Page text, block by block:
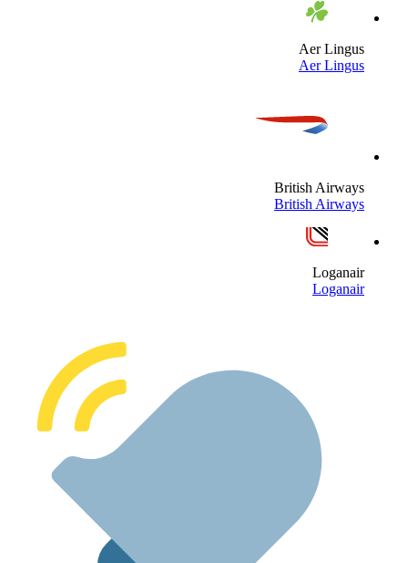
Aer
Aer
British
British